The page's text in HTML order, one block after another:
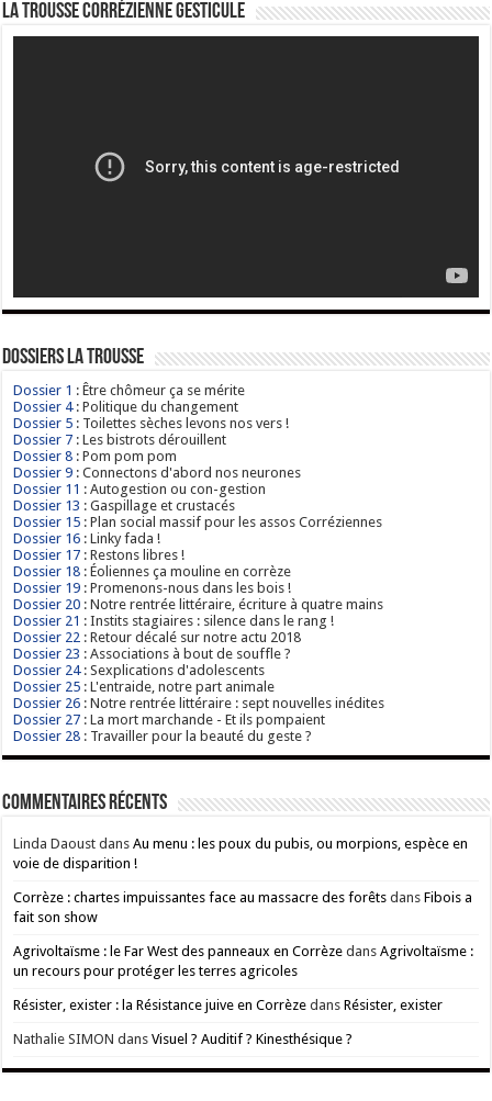
La Trousse corrézienne gesticule
Dossiers La Trousse
Dossier 1 : Être chômeur ça se mérite
Dossier 4: Politique du changement
Dossier 5 : Toilettes sèches levons nos vers !
Dossier 7 : Les bistrots dérouillent
Dossier 8 : Pom pom pom
Dossier 9 : Connectons d'abord nos neurones
Dossier 11 : Autogestion ou con-gestion
Dossier 13 : Gaspillage et crustacés
Dossier 15 : Plan social massif pour les assos Corréziennes
Dossier 16 : Linky fada !
Dossier 17 : Restons libres !
Dossier 18 : Éoliennes ça mouline en corrèze
Dossier 19 : Promenons-nous dans les bois !
Dossier 20 : Notre rentrée littéraire, écriture à quatre mains
Dossier 21 : Instits stagiaires : silence dans le rang !
Dossier 22 : Retour décalé sur notre actu 2018
Dossier 23 : Associations à bout de souffle ?
Dossier 24: Sexplications d'adolescents
Dossier 25 : L'entraide, notre part animale
Dossier 26 : Notre rentrée littéraire : sept nouvelles inédites
Dossier 27 : La mort marchande - Et ils pompaient
Dossier 28 : Travailler pour la beauté du geste ?
Commentaires récents
Linda Daoust dansAu menu : les poux du pubis, ou morpions, espèce en
voie de disparition !
Corrèze : chartes impuissantes face au massacre des forêts dansFibois a
fait son show
Agrivoltaïsme : le Far West des panneaux en Corrèze dansAgrivoltaïsme :
un recours pour protéger les terres agricoles
Résister, exister : la Résistance juive en Corrèze dansRésister, exister
Nathalie SIMON dansVisuel ? Auditif ? Kinesthésique ?